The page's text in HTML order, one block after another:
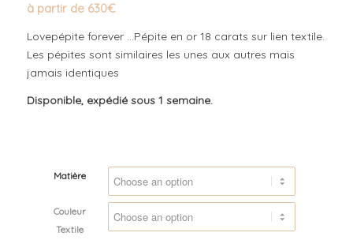
à partir de 630€
Lovepépite forever …Pépite en or 18 carats sur lien textile.
Les pépites sont similaires les unes aux autres mais
jamais identiques
Disponible, expédié sous 1 semaine.
Matière
Couleur
Textile